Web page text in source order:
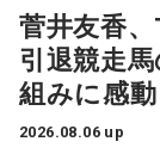
菅井友香
引退競走
組みに感動
2026.08.06 up